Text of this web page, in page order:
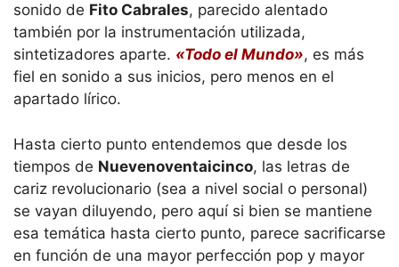
sonido de Fito Cabrales, parecido alentado
también por la instrumentación utilizada,
sintetizadores aparte. «Todo el Mundo», es más
fiel en sonido a sus inicios, pero menos en el
apartado lírico.
Hasta cierto punto entendemos que desde los
tiempos de Nuevenoventaicinco, las letras de
cariz revolucionario (sea a nivel social o personal)
se vayan diluyendo, pero aquí si bien se mantiene
esa temática hasta cierto punto, parece sacrificarse
en función de una mayor perfección pop y mayor